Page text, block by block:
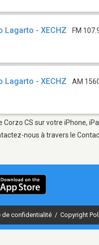
Lagarto - XECHZ FM
Lagarto - XECHZ AM
Corzo CS sur votre iPhone,
nous à travers le
de confidentialité / Copyright